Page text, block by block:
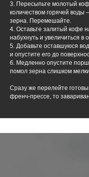
3. Пересыпьте молотый
количеством горячей
зерна. Перемешайте.
4. Оставьте залитый кофе
набухнуть и увеличиться в
5. Добавьте оставшуюся
и опустите его до
6. Медленно опустите
помол зерна слишком
Сразу же перелейте
френч-прессе, то